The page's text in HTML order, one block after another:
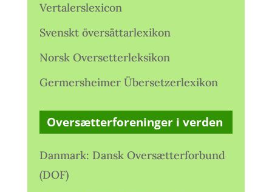
Vertalerslexicon
Svenskt översättarlexikon
Norsk Oversetterleksikon
Germersheimer Übersetzerlexikon
Oversætterforeninger i verden
Danmark: Dansk Oversætterforbund
(DOF)